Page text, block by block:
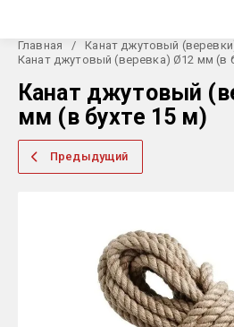
Главная / Канат джутовый
Канат джутовый (веревка) Ø12 мм (в
Канат джутовый
мм (в бухте 15 м)
Предыдущий